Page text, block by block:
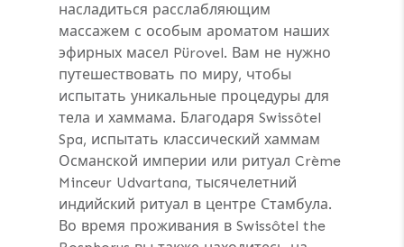
насладиться расслабляющим
массажем с особым ароматом наших
эфирных масел Pürovel. Вам не нужно
путешествовать по миру, чтобы
испытать уникальные процедуры для
тела и хаммама. Благодаря Swissôtel
Spa, испытать классический хаммам
Османской империи или ритуал Crème
Minceur Udvartana, тысячелетний
индийский ритуал в центре Стамбула.
Во время проживания в Swissôtel the